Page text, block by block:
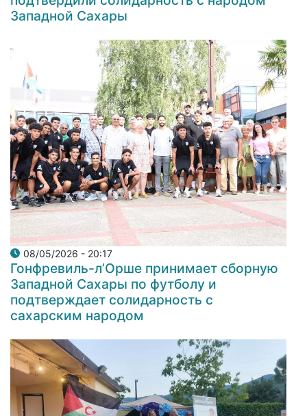
Западной Сахары
08/05/2026 - 20:17
Гонфревиль-л’Орше принимает сборную
Западной Сахары по футболу и
подтверждает солидарность с
сахарским народом